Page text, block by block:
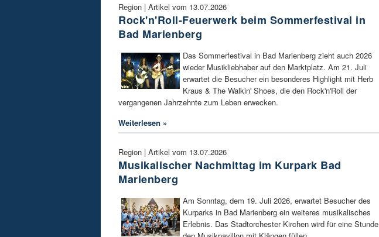
Region | Artikel vom 13.07.2026
Rock'n'Roll-Feuerwerk beim Sommerfestival in
Bad Marienberg
Das Sommerfestival in Bad Marienberg zieht auch 2026
wieder Musikliebhaber auf den Marktplatz. Am 21. Juli
erwartet die Besucher ein besonderes Highlight mit Herb
Kraus & The Walkin' Shoes, die den Rock'n'Roll der
vergangenen Jahrzehnte zum Leben erwecken.
Weiterlesen »
Region | Artikel vom 13.07.2026
Musikalischer Nachmittag im Kurpark Bad
Marienberg
Am Sonntag, dem 19. Juli 2026, erwartet Besucher des
Kurparks in Bad Marienberg ein weiteres musikalisches
Erlebnis. Das Stadtorchester Kirchen wird für eine Stunde